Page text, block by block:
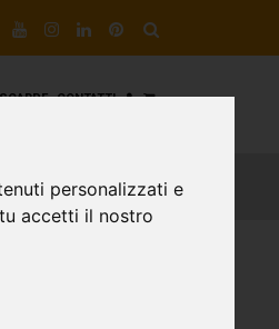
personalizzati e
accetti il nostro
CONTATTI